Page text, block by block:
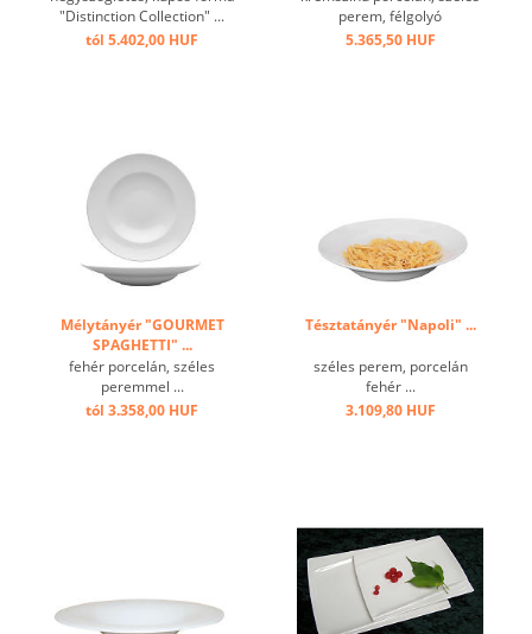
"Distinction Collection" ...
tól 5.402,00 HUF
perem, félgolyó
bemélyedéssel ...
5.365,50 HUF
Mélytányér "GOURMET
SPAGHETTI" ...
fehér porcelán, széles
peremmel ...
tól 3.358,00 HUF
Tésztatányér "Napoli" ...
széles perem, porcelán
fehér ...
3.109,80 HUF